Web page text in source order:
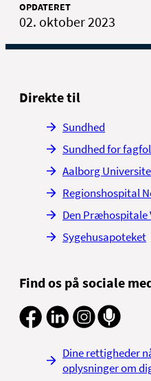
OPDATERET
02. oktober 2023
Direkte til
Sundhed
Sundhed for
Aalborg
Regionshospital
Den Præhospitale
Sygehusapoteket
Find os på sociale
Dine rettigheder
oplysninger om